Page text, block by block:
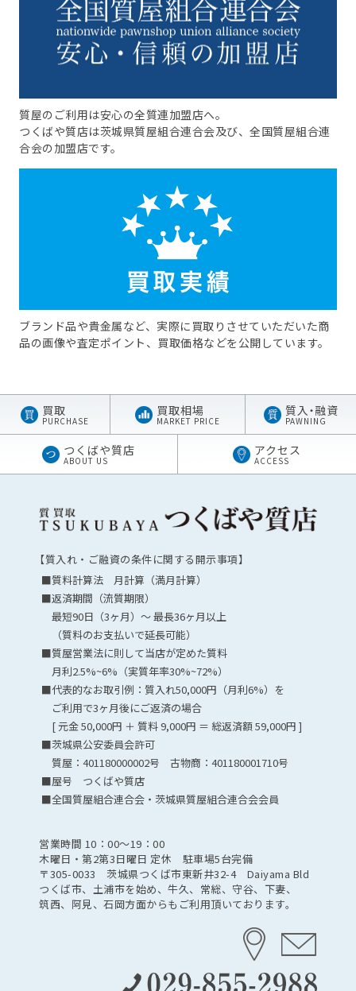
質屋のご利用は安心の全質連加盟店へ。
つくばや質店は茨城県質屋組合連合会及び、全国質屋組合連
合会の加盟店です。
ブランド品や貴金属など、実際に買取りさせていただいた商
品の画像や査定ポイント、買取価格などを公開しています。
買取
PURCHASE
買取相場
MARKET PRICE
質 入・融資
PAWNING
つくばや質店
ABOUT US
アクセス
ACCESS
【質入れ・ご融資の条件に関する開示事項】
■質料計算法 月計算（満月計算）
■返済期間（流質期限）
最短90日（3ヶ月）～ 最長36ヶ月以上
（質料のお支払いで延長可能）
■質屋営業法に則して当店が定めた質料
月利2.5%~6%（実質年率30%~72%）
■代表的なお取引例：質入れ50,000円（月利6%）を
ご利用で3ヶ月後にご返済の場合
[ 元金 50,000円 ＋ 質料 9,000円 ＝ 総返済額 59,000円 ]
■茨城県公安委員会許可
質屋：401180000002号 古物商：401180001710号
■屋号 つくばや質店
■全国質屋組合連合会・茨城県質屋組合連合会会員
営業時間 10：00〜19：00
木曜日・第2第3日曜日 定休 駐車場5台完備
〒305-0033 茨城県つくば市東新井32-4 Daiyama Bld
つくば市、土浦市を始め、牛久、常総、守谷、下妻、
筑西、阿見、石岡方面からもご利用頂いております。